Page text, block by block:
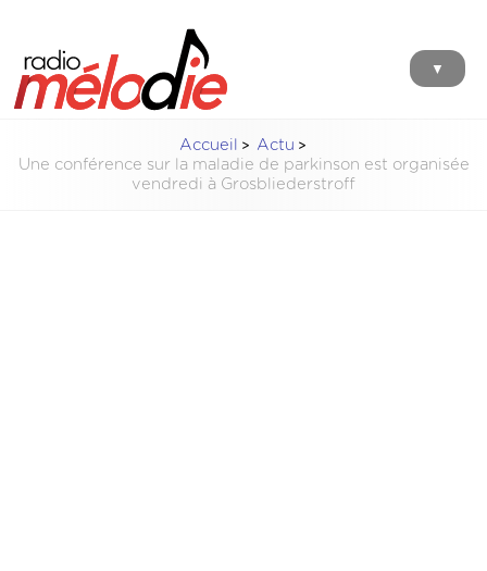
▼
Accueil
Actu
Une conférence sur la maladie de parkinson est organisée
vendredi à Grosbliederstroff